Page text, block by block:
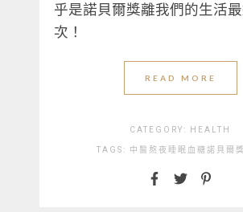
乎是諾貝爾獎離我們的生活
次！
READ MORE
CATEGORY: HEALTH
TAGS: 中醫 熬夜 睡眠 血糖諾貝爾獎